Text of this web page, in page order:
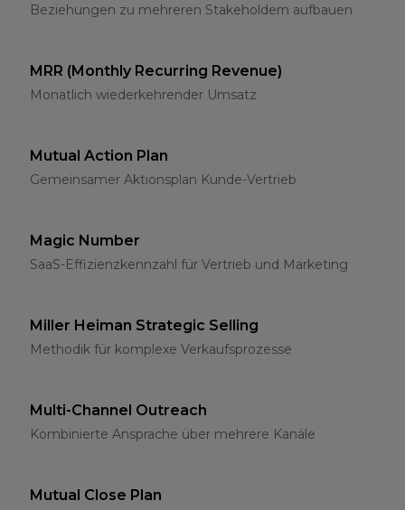
Beziehungen zu mehreren Stakeholdern aufbauen
MRR (Monthly Recurring Revenue)
Monatlich wiederkehrender Umsatz
Mutual Action Plan
Gemeinsamer Aktionsplan Kunde-Vertrieb
Magic Number
SaaS-Effizienzkennzahl für Vertrieb und Marketing
Miller Heiman Strategic Selling
Methodik für komplexe Verkaufsprozesse
Multi-Channel Outreach
Kombinierte Ansprache über mehrere Kanäle
Mutual Close Plan